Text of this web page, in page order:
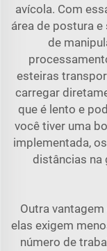
avícola. Com
área de postura
de
esteiras
carregar
que é lento e
você tiver uma
implementada,
distâncias na
Outra
elas exigem
número de